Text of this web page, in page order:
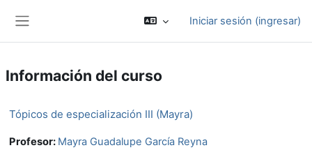
Iniciar sesión (ingresar)
Información del curso
Tópicos de especialización III (Mayra)
Profesor: Mayra Guadalupe García Reyna